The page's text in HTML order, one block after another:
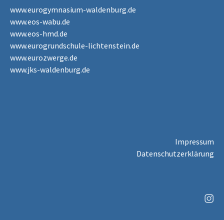
www.eurogymnasium-waldenburg.de
www.eos-wabu.de
www.eos-hmd.de
www.eurogrundschule-lichtenstein.de
www.eurozwerge.de
www.jks-waldenburg.de
Impressum
Datenschutzerklärung